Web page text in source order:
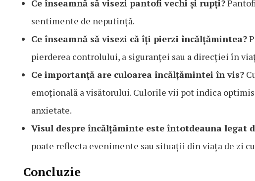
Ce înseamnă să visezi pantofi vechi și rupți?
sentimente de neputință.
Ce înseamnă să visezi că îți pierzi încălțămintea?
pierderea controlului, a siguranței sau a direcției în
Ce importanță are culoarea încălțămintei în vis?
emoțională a visătorului. Culorile vii pot indica
anxietate.
Visul despre încălțăminte este întotdeauna legat
poate reflecta evenimente sau situații din viața de zi
Concluzie